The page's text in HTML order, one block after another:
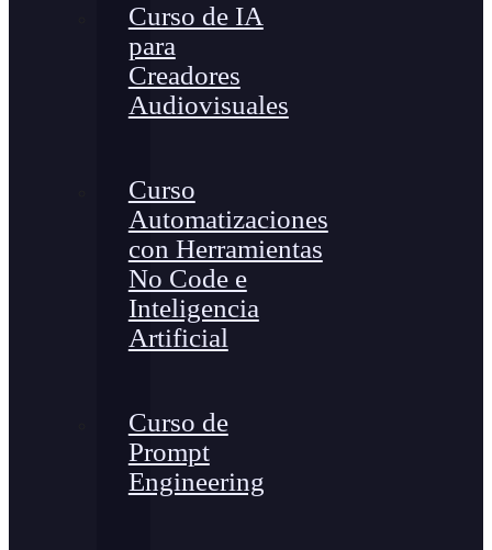
Curso de IA
para
Creadores
Audiovisuales
Curso
Automatizaciones
con Herramientas
No Code e
Inteligencia
Artificial
Curso de
Prompt
Engineering